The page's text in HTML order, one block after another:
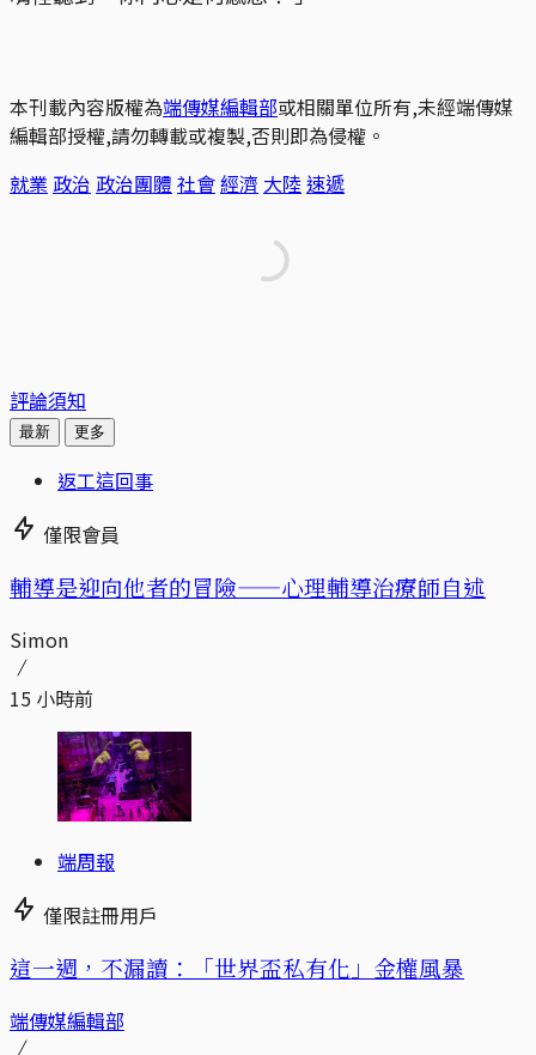
本刊載內容版權為端傳媒編輯部或相關單位所有,未經端傳媒
編輯部授權,請勿轉載或複製,否則即為侵權。
就業 政治 政治團體 社會經濟 大陸速遞
評論須知
最新 更多
返工這回事
僅限會員
輔導是迎向他者的冒險——心理輔導治療師自述
Simon
15 小時前
端周報
僅限註冊用戶
這一週，不漏讀：「世界盃私有化」金權風暴
端傳媒編輯部